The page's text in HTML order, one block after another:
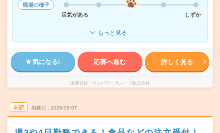
職場の様子
活気がある
しずか
もっと見る
気になる! 応募へ進む 詳しく見る
派遣会社 マンパワーグループ株式会社
未読 掲載日 2026/08/07